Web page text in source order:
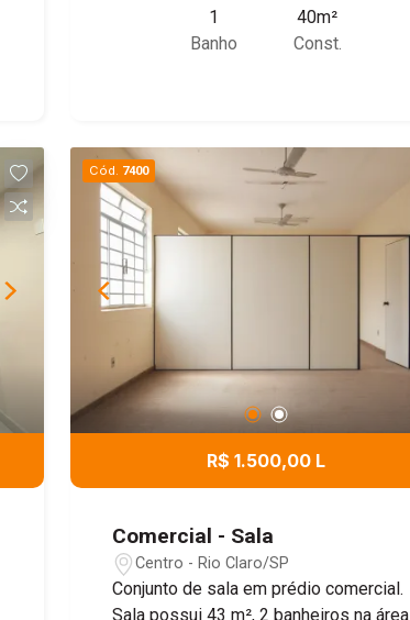
1
Banho
40m²
Const.
Cód. 7400
R$ 1.500,00 L
Comercial - Sala
Centro - Rio Claro/SP
Conjunto de sala em prédio comercial.
Sala possui 43 m², 2 banheiros na área